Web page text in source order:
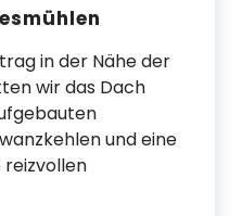
in der Nähe der
wir das Dach
und eine